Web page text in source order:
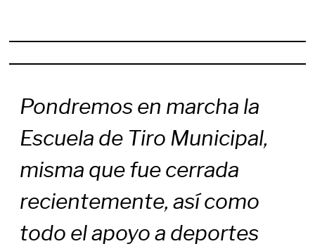
Pondremos en marcha la
Escuela de Tiro Municipal,
misma que fue cerrada
recientemente, así como
todo el apoyo a deportes